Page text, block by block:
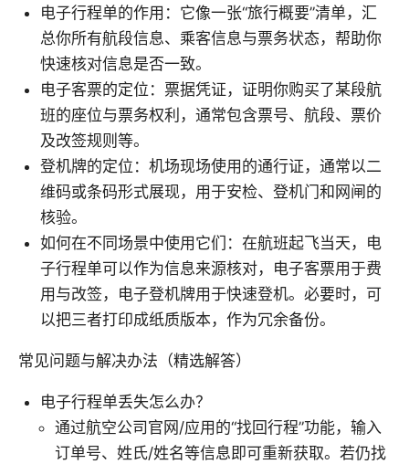
电子行程单的作用：它像一张“旅行概要”清单，汇
总你所有航段信息、乘客信息与票务状态，帮助你
快速核对信息是否一致。
电子客票的定位：票据凭证，证明你购买了某段航
班的座位与票务权利，通常包含票号、航段、票价
及改签规则等。
登机牌的定位：机场现场使用的通行证，通常以二
维码或条码形式展现，用于安检、登机门和网闸的
核验。
如何在不同场景中使用它们：在航班起飞当天，电
子行程单可以作为信息来源核对，电子客票用于费
用与改签，电子登机牌用于快速登机。必要时，可
以把三者打印成纸质版本，作为冗余备份。
常见问题与解决办法（精选解答）
电子行程单丢失怎么办？
通过航空公司官网/应用的“找回行程”功能，输入
订单号、姓氏/姓名等信息即可重新获取。若仍找